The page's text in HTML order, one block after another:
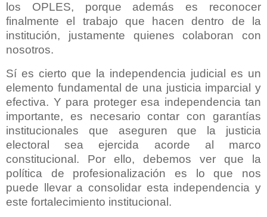
los OPLES, porque además es reconocer
finalmente el trabajo que hacen dentro de la
institución, justamente quienes colaboran con
nosotros.
Sí es cierto que la independencia judicial es un
elemento fundamental de una justicia imparcial y
efectiva. Y para proteger esa independencia tan
importante, es necesario contar con garantías
institucionales que aseguren que la justicia
electoral sea ejercida acorde al marco
constitucional. Por ello, debemos ver que la
política de profesionalización es lo que nos
puede llevar a consolidar esta independencia y
este fortalecimiento institucional.